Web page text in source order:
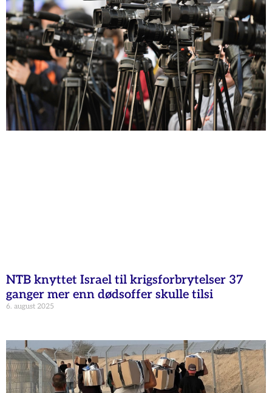
NTB knyttet Israel til krigsforbrytelser 37
ganger mer enn dødsoffer skulle tilsi
6. august 2025